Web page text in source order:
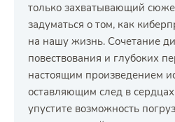
только захватывающий
задуматься о том, как
на нашу жизнь. Сочетание
повествования и глубоких
настоящим произведением
оставляющим след в
упустите возможность